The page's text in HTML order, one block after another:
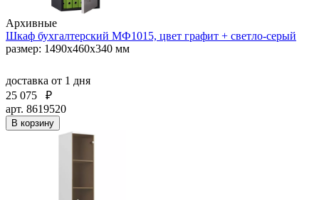
Архивные
Шкаф бухгалтерский МФ1015, цвет графит + светло-серый
размер: 1490x460x340 мм
доставка от 1 дня
25 075
₽
арт. 8619520
В корзину